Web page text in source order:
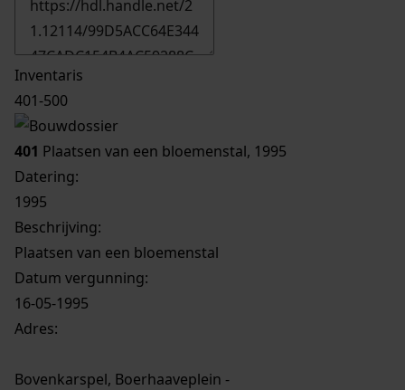
Inventaris
401-500
401 Plaatsen van een bloemenstal, 1995
Datering:
1995
Beschrijving:
Plaatsen van een bloemenstal
Datum vergunning:
16-05-1995
Adres:
Bovenkarspel, Boerhaaveplein -